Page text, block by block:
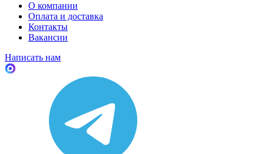
О компании
Оплата и доставка
Контакты
Вакансии
Написать нам